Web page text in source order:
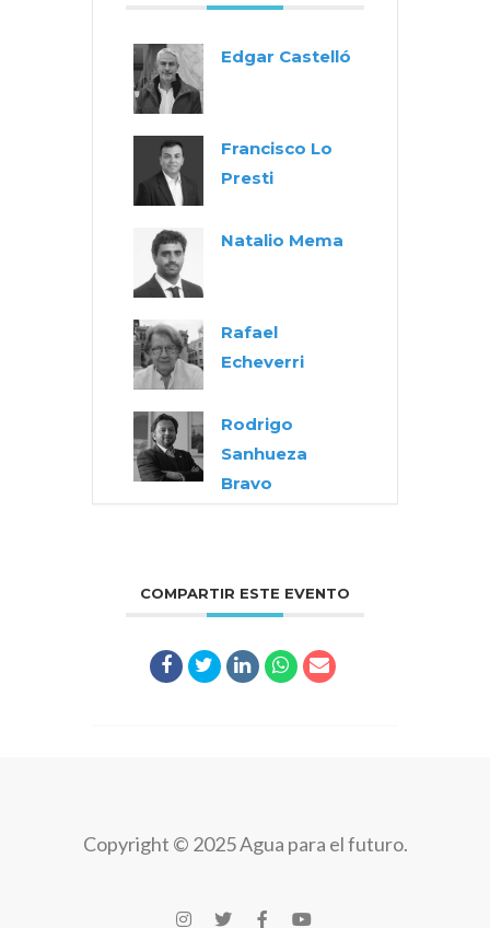
Edgar Castelló
Francisco Lo
Presti
Natalio Mema
Rafael
Echeverri
Rodrigo
Sanhueza
Bravo
COMPARTIR ESTE EVENTO
Copyright © 2025 Agua para el futuro.